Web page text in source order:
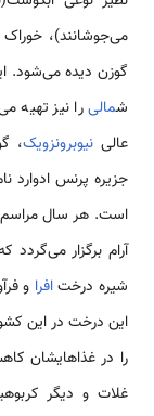
می‌جوشانند)،
گوزن دیده می‌شود.
شمالیرا نیز تهیه
عالینیوبرونزویک،
جزیره پرنس ادوارد
است. هر سال
آرام برگزار
‌شیره درختافرا و
این درخت در این
را در غذاهایشان
‌غلات و دیگر